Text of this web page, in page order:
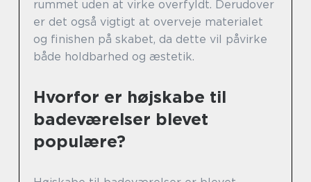
rummet uden at virke overfyldt. Derudover
er det også vigtigt at overveje materialet
og finishen på skabet, da dette vil påvirke
både holdbarhed og æstetik.
Hvorfor er højskabe til
badeværelser blevet
populære?